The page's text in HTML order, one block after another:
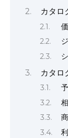
カタロ
カタロ